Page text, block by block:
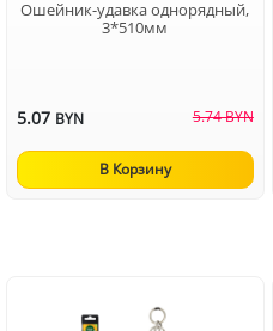
Ошейник-удавка однорядный,
3*510мм
5.07 BYN 5.74 BYN
В Корзину